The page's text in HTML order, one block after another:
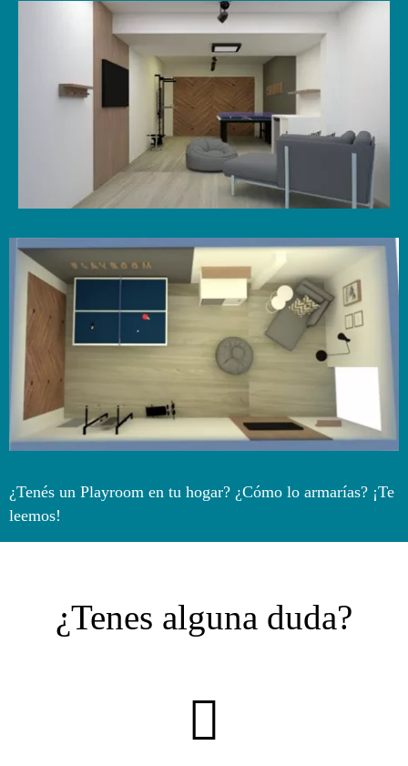
¿Tenés un Playroom en tu hogar? ¿Cómo lo armarías? ¡Te
leemos!
¿Tenes alguna duda?